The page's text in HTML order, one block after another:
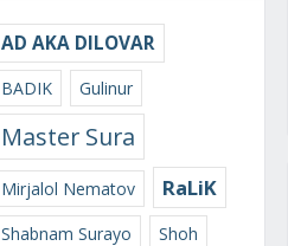
AD AKA DILOVAR
BADIK Gulinur
Master Sura
Mirjalol Nematov RaLiK
Shabnam Surayo Shoh